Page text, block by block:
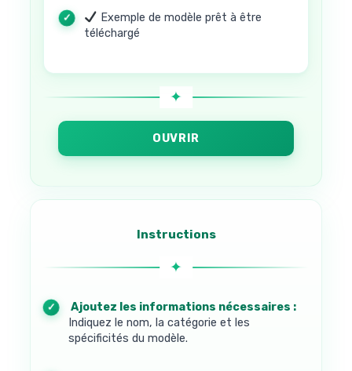
Exemple de modèle prêt à être
téléchargé
OUVRIR
Instructions
1. Ajoutez les informations nécessaires :
Indiquez le nom, la catégorie et les
spécificités du modèle.